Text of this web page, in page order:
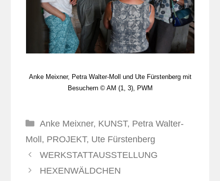
Anke Meixner, Petra Walter-Moll und Ute Fürstenberg mit
Besuchern © AM (1, 3), PWM
Kategorien
Anke Meixner, KUNST, Petra Walter-
Moll, PROJEKT, Ute Fürstenberg
WERKSTATTAUSSTELLUNG
HEXENWÄLDCHEN